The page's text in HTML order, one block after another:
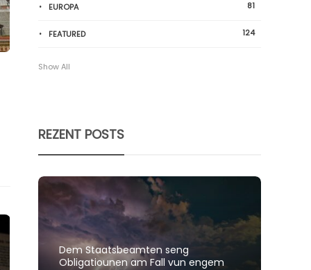
EUROPA 81
FEATURED 124
Show All
REZENT POSTS
Dem Staatsbeamten seng
Obligatiounen am Fall vun engem